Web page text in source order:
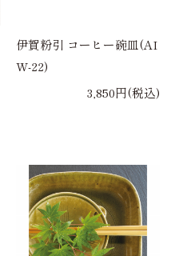
伊賀粉引 コーヒー碗皿(AI
W-22)
3,850円(税込)